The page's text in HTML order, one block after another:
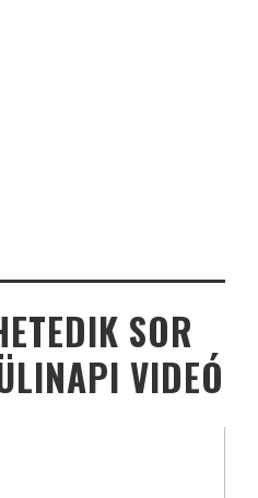
SOR
VIDEÓ